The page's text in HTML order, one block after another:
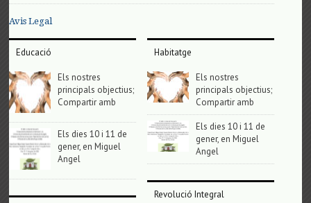
Avis Legal
Educació
Els nostres
principals objectius;
Compartir amb
Els dies 10 i 11 de
gener, en Miguel
Angel
Habitatge
Els nostres
principals objectius;
Compartir amb
Els dies 10 i 11 de
gener, en Miguel
Angel
Revolució Integral